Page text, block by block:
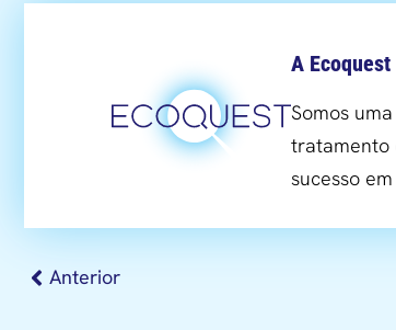
A Ecoquest
Somos
tratamento
sucesso
Anterior